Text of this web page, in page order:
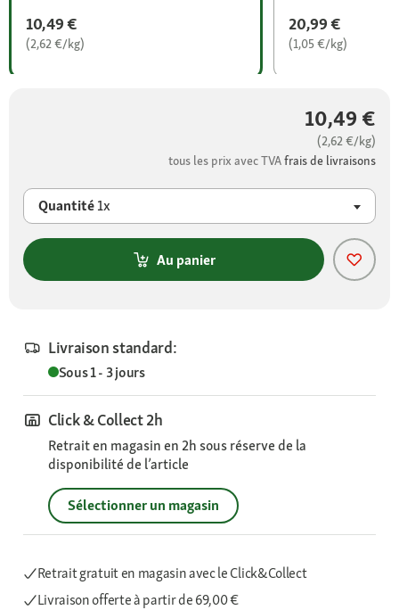
10,49 €
(2,62 €/kg)
20,99 €
(1,05 €/kg)
10,49 €
(2,62 €/kg)
tous les prix avec TVAfrais de livraisons
Quantité1x
Au panier
Livraison standard:
Sous 1 - 3 jours
Click & Collect 2h
Retrait en magasin en 2h sous réserve de la
disponibilité de l’article
Sélectionner un magasin
Retrait gratuit en magasin avec le Click&Collect
Livraison offerteà partir de 69,00 €